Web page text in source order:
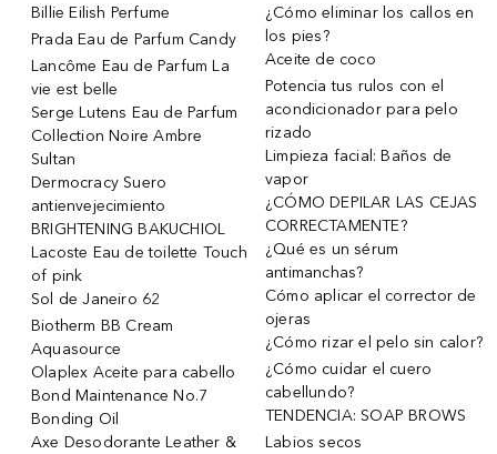
Billie Eilish Perfume
Prada Eau de Parfum Candy
Lancôme Eau de Parfum La
vie est belle
Serge Lutens Eau de Parfum
Collection Noire Ambre
Sultan
Dermocracy Suero
antienvejecimiento
BRIGHTENING BAKUCHIOL
Lacoste Eau de toilette Touch
of pink
Sol de Janeiro 62
Biotherm BB Cream
Aquasource
Olaplex Aceite para cabello
Bond Maintenance No.7
Bonding Oil
Axe Desodorante Leather &
¿Cómo eliminar los callos en
los pies?
Aceite de coco
Potencia tus rulos con el
acondicionador para pelo
rizado
Limpieza facial: Baños de
vapor
¿CÓMO DEPILAR LAS CEJAS
CORRECTAMENTE?
¿Qué es un sérum
antimanchas?
Cómo aplicar el corrector de
ojeras
¿Cómo rizar el pelo sin calor?
¿Cómo cuidar el cuero
cabellundo?
TENDENCIA: SOAP BROWS
Labios secos